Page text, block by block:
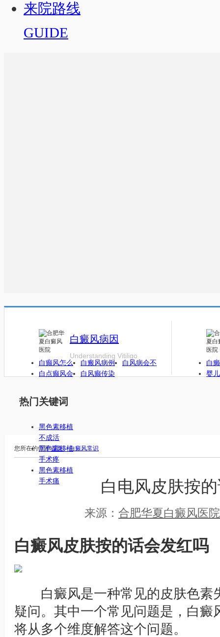
来院路线
GUIDE
白癜风病因
Understanding Vitiligo
白癫风怎么 白瘢风病例
白风病会不
白点癫风会
白风癫传染
白
婴
热门关键词
黑色素移植
不成活
黑色素移植
手术疼
黑色素移植
手术痛
您所在的位置:首页>白癜风常识
白电风皮肤按
来源： 合肥华夏白癜风医院
白癜风皮肤按的话会发红吗
白癜风是一种常见的皮肤色素
疑问。其中一个常见问题是，白
将从多个维度解答这个问题。